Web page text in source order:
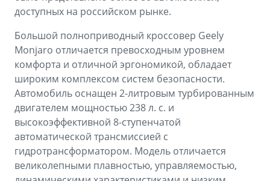
доступных на российском рынке.
Большой полноприводный кроссовер Geely
Monjaro отличается превосходным уровнем
комфорта и отличной эргономикой, обладает
широким комплексом систем безопасности.
Автомобиль оснащен 2-литровым турбированным
двигателем мощностью 238 л. с. и
высокоэффективной 8-ступенчатой
автоматической трансмиссией с
гидротрансформатором. Модель отличается
великолепными плавностью, управляемостью,